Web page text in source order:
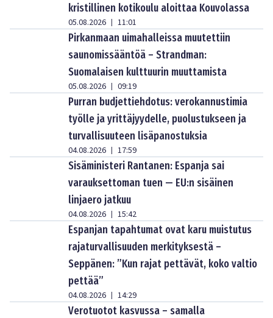
kristillinen kotikoulu aloittaa Kouvolassa
05.08.2026 | 11:01
Pirkanmaan uimahalleissa muutettiin
saunomissääntöä – Strandman:
Suomalaisen kulttuurin muuttamista
05.08.2026 | 09:19
Purran budjettiehdotus: verokannustimia
työlle ja yrittäjyydelle, puolustukseen ja
turvallisuuteen lisäpanostuksia
04.08.2026 | 17:59
Sisäministeri Rantanen: Espanja sai
varauksettoman tuen — EU:n sisäinen
linjaero jatkuu
04.08.2026 | 15:42
Espanjan tapahtumat ovat karu muistutus
rajaturvallisuuden merkityksestä –
Seppänen: ”Kun rajat pettävät, koko valtio
pettää”
04.08.2026 | 14:29
Verotuotot kasvussa – samalla